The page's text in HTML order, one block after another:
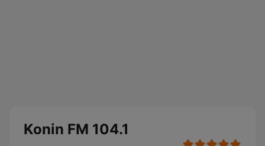
Konin FM 104.1